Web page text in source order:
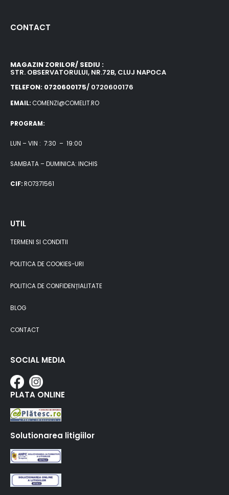
CONTACT
MAGAZIN ZORILOR/ SEDIU :
STR. OBSERVATORULUI, NR.72B, CLUJ NAPOCA
TELEFON: 0720600175/ 0720600176
EMAIL:COMENZI@COMELIT.RO
PROGRAM:
LUN – VIN : 7:30 – 19:00
SAMBATA – DUMINICA: INCHIS
CIF:RO7371561
UTIL
TERMENI SI CONDITII
POLITICA DE COOKIES-URI
POLITICA DE CONFIDENȚIALITATE
BLOG
CONTACT
SOCIAL MEDIA
PLATA ONLINE
Solutionarea litigiilor